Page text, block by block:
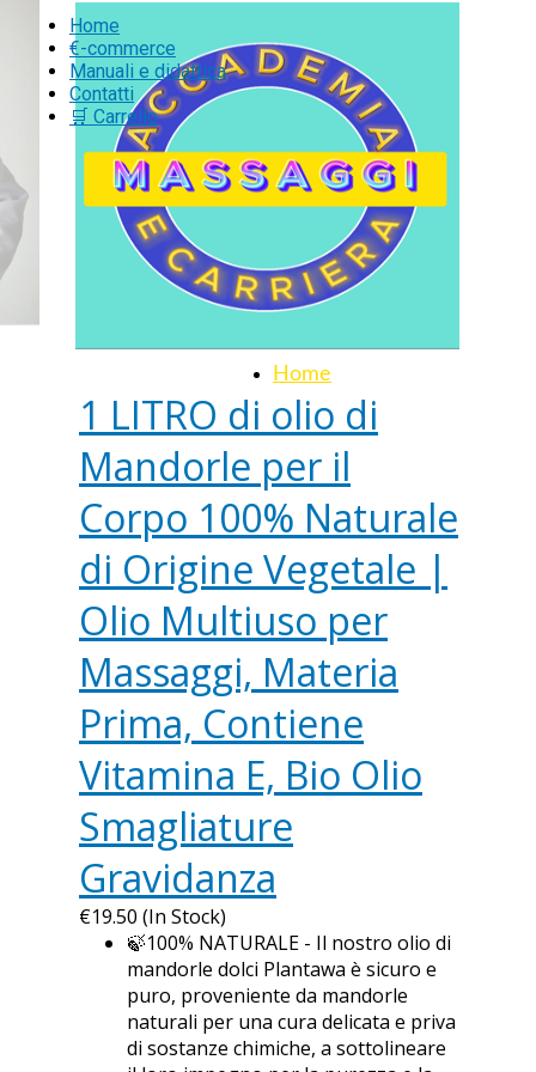
Home
€-commerce
Manuali e didattica
Contatti
🛒 Carrello
1 LITRO di olio di
Mandorle per il
Corpo 100% Naturale
di Origine Vegetale |
Olio Multiuso per
Massaggi, Materia
Prima, Contiene
Vitamina E, Bio Olio
Smagliature
Gravidanza
€19.50 (In Stock)
🍃100% NATURALE - Il nostro olio di
mandorle dolci Plantawa è sicuro e
puro, proveniente da mandorle
naturali per una cura delicata e priva
di sostanze chimiche, a sottolineare
Home